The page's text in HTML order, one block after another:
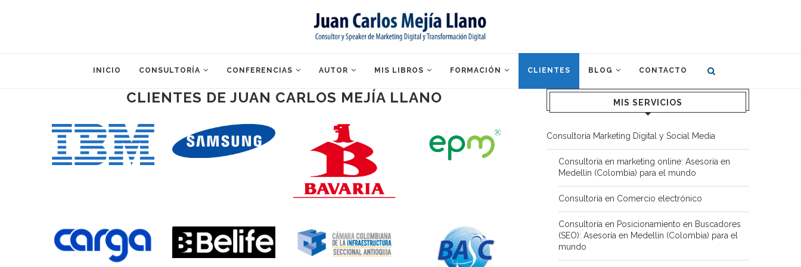
INICIO CONSULTORÍA CONFERENCIAS AUTOR MIS LIBROS FORMACIÓN CLIENTES BLOG CONTACTO
CLIENTES DE JUAN CARLOS MEJÍA LLANO MIS SERVICIOS
Consultoría Marketing Digital y Social Media
Consultoría en marketing online: Asesoría en
Medellín (Colombia) para el mundo
Consultoría en Comercio electrónico
Consultoría en Posicionamiento en Buscadores
(SEO): Asesoría en Medellín (Colombia) para el
mundo